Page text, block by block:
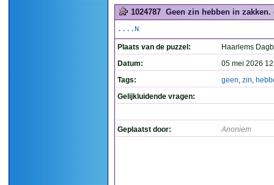
1024787 Geen zin hebben in zakken.
....N
Plaats van de puzzel:
Haarlems
Datum:
05 mei 2026
Tags:
geen, zin,
Gelijkluidende vragen:
Geplaatst door: Anoniem